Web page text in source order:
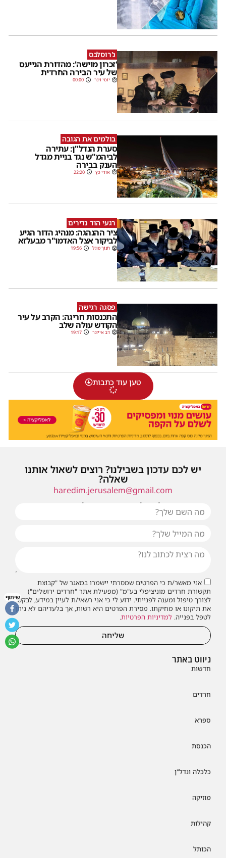
ג'רוסלבס
'זכרון מוישה': מהדורת הנייעס
של עיר הבירה החרדית
יוסי וינר 00:00
בולמים את הגובה
סערת הנדל"ן: עתירה
לביהמ"ש נגד בניית מגדל
הענק בבירה
אורי כץ 22:20
רגעי הוד נדירים
ציר ההנהגה: מנהיג הדור הגיע
לביקור אצל האדמו"ר מבעלזא
חנוך פוגל 19:56
פסגה רגישה
התכנסות חריגה: הקרב על עיר
הקודש עולה שלב
דב אייזנר 19:17
טען עוד כתבות
ניווט באתר
חדשות
חרדים
ספרא
הכנסת
כלכלה ונדל"ן
מוזיקה
קהילות
הכותל
יש לכם עדכון בשבילנו? רוצים לשאול אותנו
שאלה?
haredim.jerusalem@gmail.com
או שילחו אלינו פנייה ונחזור אליכם בהקדם
אני מאשר/ת כי הפרטים שמסרתי יישמרו במאגר של "קבוצת
תקשורת חרדים מוניציפלי בע"מ" (מפעילת אתר "חרדים ירושלים")
לצורך טיפול ומענה לפנייתי. ידוע לי כי אני רשאי/ת לעיין במידע, לבקש
את תיקונו או מחיקתו. מסירת הפרטים היא רשות, אך בלעדיהם לא ניתן
לטפל בפנייה. למדיניות הפרטיות.
שליחה
שיתוף